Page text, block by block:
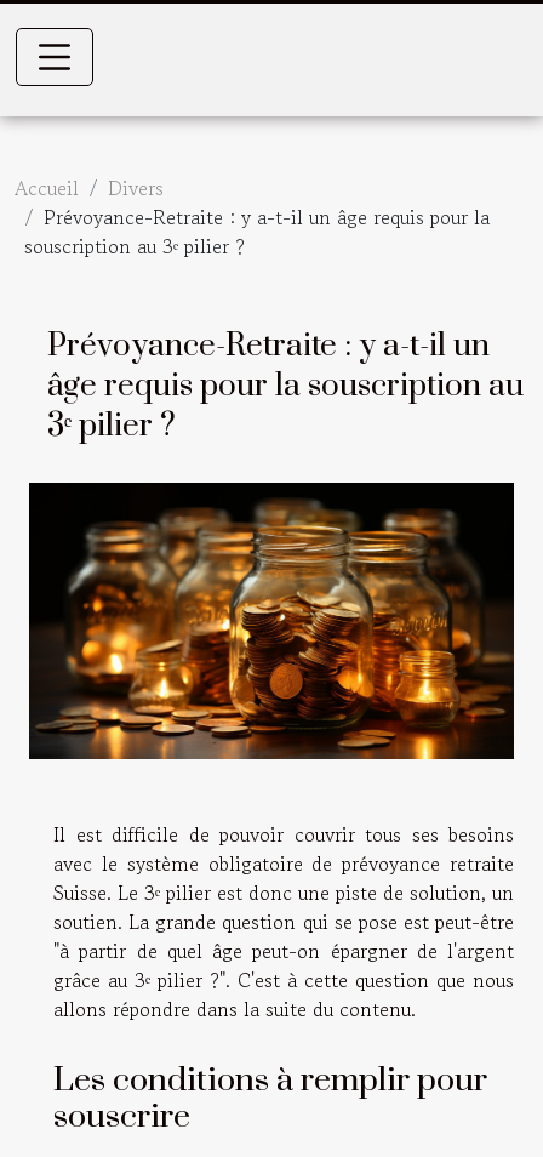
Accueil
Divers
Prévoyance-Retraite : y a-t-il un âge requis pour la
souscription au 3ᵉ pilier ?
Prévoyance-Retraite : y a-t-il un
âge requis pour la souscription au
3ᵉ pilier ?
Il est difficile de pouvoir couvrir tous ses besoins
avec le système obligatoire de prévoyance retraite
Suisse. Le 3ᵉ pilier est donc une piste de solution, un
soutien. La grande question qui se pose est peut-être
"à partir de quel âge peut-on épargner de l'argent
grâce au 3ᵉ pilier ?". C'est à cette question que nous
allons répondre dans la suite du contenu.
Les conditions à remplir pour
souscrire